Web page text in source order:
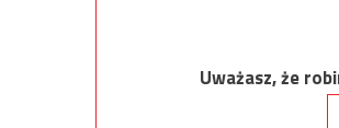
Uważasz, że